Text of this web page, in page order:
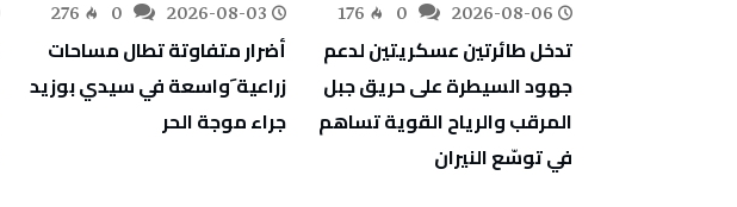
2026-08-06
176
تدخل طائرتين عسكريتين لدعم
جهود السيطرة على حريق جبل
المرقب والرياح القوية تساهم
في توسّع النيران
2026-08-03
276
أضرار متفاوتة تطال مساحات
زراعية َواسعة في سيدي بوزيد
جراء موجة الحر